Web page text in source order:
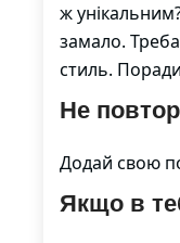
ж
замало.
стиль. Поради
Не
Додай свою
Якщо в